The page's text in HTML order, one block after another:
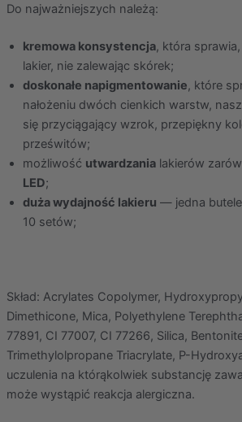
Do najważniejszych należą:
kremowa konsystencja, która
lakier, nie zalewając skórek;
doskonałe napigmentowanie, które
nałożeniu dwóch cienkich warstw,
się przyciągający wzrok, przepiękny
prześwitów;
możliwość utwardzania lakierów
LED;
duża wydajność lakieru — jedna
10 setów;
Skład: Acrylates Copolymer,
Dimethicone, Mica, Polyethylene
77891, CI 77007, CI 77266, Silica,
Trimethylolpropane Triacrylate, P-
uczulenia na którąkolwiek substancję
może wystąpić reakcja alergiczna.